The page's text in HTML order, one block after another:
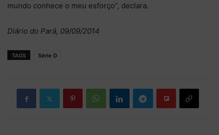
mundo conhece o meu esforço”, declara.
Diário do Pará, 09/09/2014
TAGS Série D